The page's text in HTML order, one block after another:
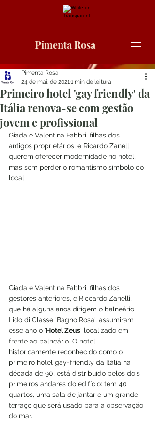
Pimenta Rosa
Primeiro hotel 'gay friendly' da
Itália renova-se com gestão
jovem e profissional
Pimenta Rosa
24 de mai. de 20211 min de leitura
Giada e Valentina Fabbri, filhas dos
antigos proprietários, e Ricardo Zanelli
querem oferecer modernidade no hotel,
mas sem perder o romantismo símbolo do
local
Giada e Valentina Fabbri, filhas dos
gestores anteriores, e Riccardo Zanelli,
que há alguns anos dirigem o balneário
Lido di Classe 'Bagno Rosa', assumiram
esse ano o 'Hotel Zeus' localizado em
frente ao balneário. O hotel,
historicamente reconhecido como o
primeiro hotel gay-friendly da Itália na
década de 90, está distribuído pelos dois
primeiros andares do edifício: tem 40
quartos, uma sala de jantar e um grande
terraço que será usado para a observação
do mar.